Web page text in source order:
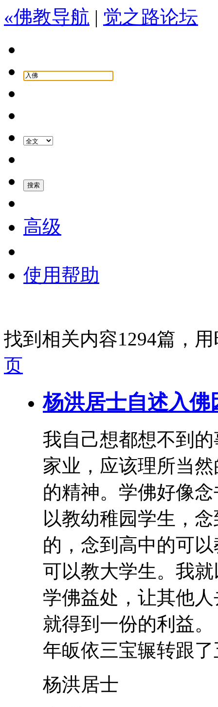
«佛教导航 | 觉之路论坛
高级
使用帮助
找到相关内容1294篇，
页
杨洪居士自述入佛
我自己想都想不到
家业，应该理所当
的精神。学佛好像
以教幼稚园学生，
的，念到高中的可
可以教大学生。我
学佛益处，让其他
就得到一份的利
年皈依三宝辗转跟
杨洪居士